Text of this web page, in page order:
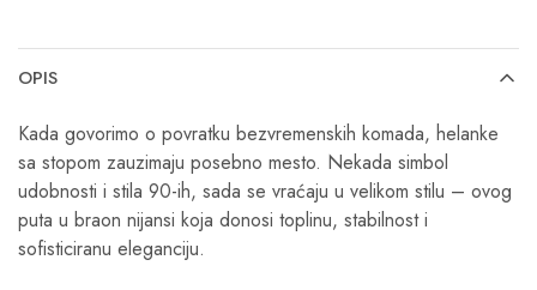
OPIS
Kada govorimo o povratku bezvremenskih komada, helanke
sa stopom zauzimaju posebno mesto. Nekada simbol
udobnosti i stila 90-ih, sada se vraćaju u velikom stilu – ovog
puta u braon nijansi koja donosi toplinu, stabilnost i
sofisticiranu eleganciju.